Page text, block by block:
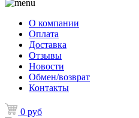
О компании
Оплата
Доставка
Отзывы
Новости
Обмен/возврат
Контакты
0 руб